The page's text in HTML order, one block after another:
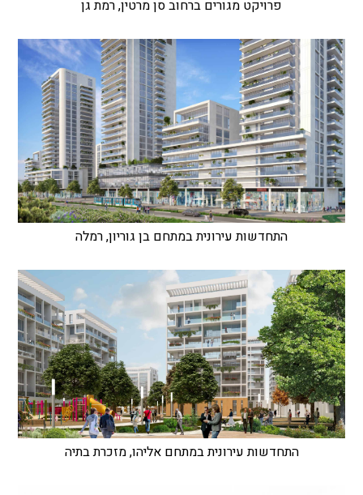
פרויקט מגורים ברחוב סן מרטין, רמת גן
התחדשות עירונית במתחם בן גוריון, רמלה
התחדשות עירונית במתחם אליהו, מזכרת בתיה